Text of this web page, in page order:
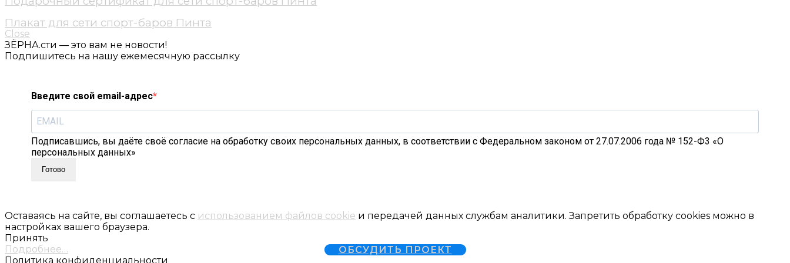
ОБСУДИТЬ ПРОЕКТ
Плакат для сети спорт-баров Пинта
Close
ЗЁРНА.сти — это вам не новости!
Подпишитесь на нашу ежемесячную рассылку
Введите свой email-адрес
Подписавшись, вы даёте своё согласие на обработку своих персональных данных, в соответствии с Федеральном законом от 27.07.2006 года № 152-Ф3 «О
персональных данных»
Готово
Оставаясь на сайте, вы соглашаетесь с использованием файлов cookie и передачей данных службам аналитики. Запретить обработку cookies можно в
настройках вашего браузера.
Принять
Подробнее…
Политика конфиденциальности